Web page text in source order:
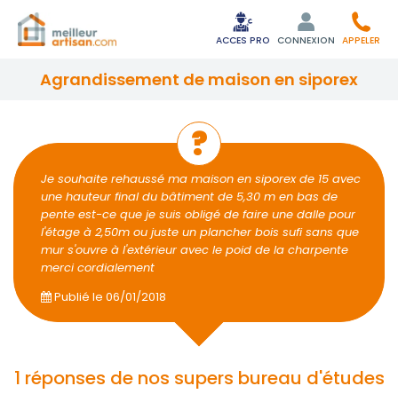
ACCES PRO CONNEXION APPELER
agrandissement de maison en siporex
Je souhaite rehaussé ma maison en siporex de 15 avec
une hauteur final du bâtiment de 5,30 m en bas de
pente est-ce que je suis obligé de faire une dalle pour
l'étage à 2,50m ou juste un plancher bois sufi sans que
mur s'ouvre à l'extérieur avec le poid de la charpente
merci cordialement
Publié le 06/01/2018
1 réponses de nos supers bureau d'études